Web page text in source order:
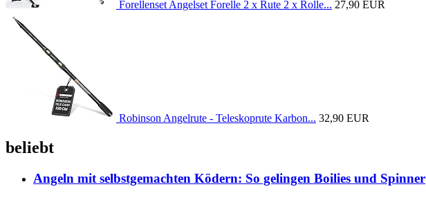
Forellenset Angelset Forelle 2 x Rute 2 x Rolle... 27,90 EUR
Robinson Angelrute - Teleskoprute Karbon... 32,90 EUR
beliebt
Angeln mit selbstgemachten Ködern: So gelingen Boilies und Spinner